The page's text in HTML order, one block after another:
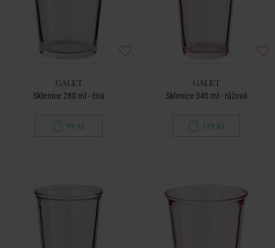
GALET
Sklenice 280 ml - čirá
99 Kč
GALET
Sklenice 340 ml - růžová
129 Kč